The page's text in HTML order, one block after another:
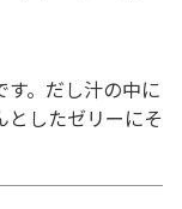
。だし汁の中に
としたゼリーにそ